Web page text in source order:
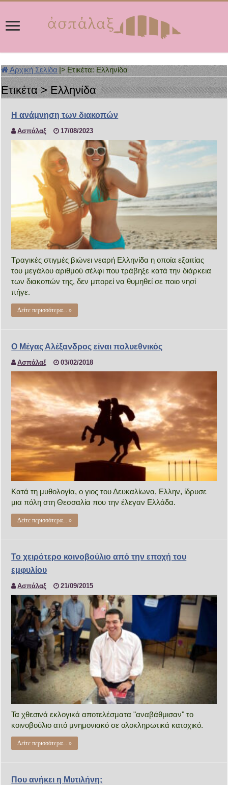
Αρχική Σελίδα |> Ετικέτα: Ελληνίδα
Ετικέτα >Ελληνίδα
Η ανάμνηση των διακοπών
Ασπάλαξ 17/08/2023
Τραγικές στιγμές βιώνει νεαρή Ελληνίδα η οποία εξαιτίας
του μεγάλου αριθμού σέλφι που τράβηξε κατά την διάρκεια
των διακοπών της, δεν μπορεί να θυμηθεί σε ποιο νησί
πήγε.
Δείτε περισσότερα... »
O Μέγας Αλέξανδρος είναι πολυεθνικός
Ασπάλαξ 03/02/2018
Κατά τη μυθολογία, ο γιος του Δευκαλίωνα, Ελλην, ίδρυσε
μια πόλη στη Θεσσαλία που την έλεγαν Ελλάδα.
Δείτε περισσότερα... »
Το χειρότερο κοινοβούλιο από την εποχή του
εμφυλίου
Ασπάλαξ 21/09/2015
Τα χθεσινά εκλογικά αποτελέσματα "αναβάθμισαν" το
κοινοβούλιο από μνημονιακό σε ολοκληρωτικά κατοχικό.
Δείτε περισσότερα... »
Που ανήκει η Μυτιλήνη;